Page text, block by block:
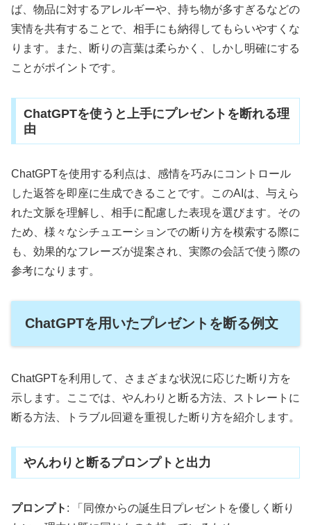
ば、物品に対するアレルギーや、持ち物が多すぎるなどの
実情を共有することで、相手にも納得してもらいやすくな
ります。また、断りの言葉は柔らかく、しかし明確にする
ことがポイントです。
ChatGPTを使うと上手にプレゼントを断れる理
由
ChatGPTを使用する利点は、感情を巧みにコントロール
した返答を即座に生成できることです。このAIは、与えら
れた文脈を理解し、相手に配慮した表現を選びます。その
ため、様々なシチュエーションでの断り方を模索する際に
も、効果的なフレーズが提案され、実際の会話で使う際の
参考になります。
ChatGPTを用いたプレゼントを断る例文
ChatGPTを利用して、さまざまな状況に応じた断り方を
示します。ここでは、やんわりと断る方法、ストレートに
断る方法、トラブル回避を重視した断り方を紹介します。
やんわりと断るプロンプトと出力
プロンプト : 「同僚からの誕生日プレゼントを優しく断り